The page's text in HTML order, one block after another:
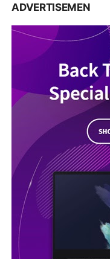
ADVERTISEMEN